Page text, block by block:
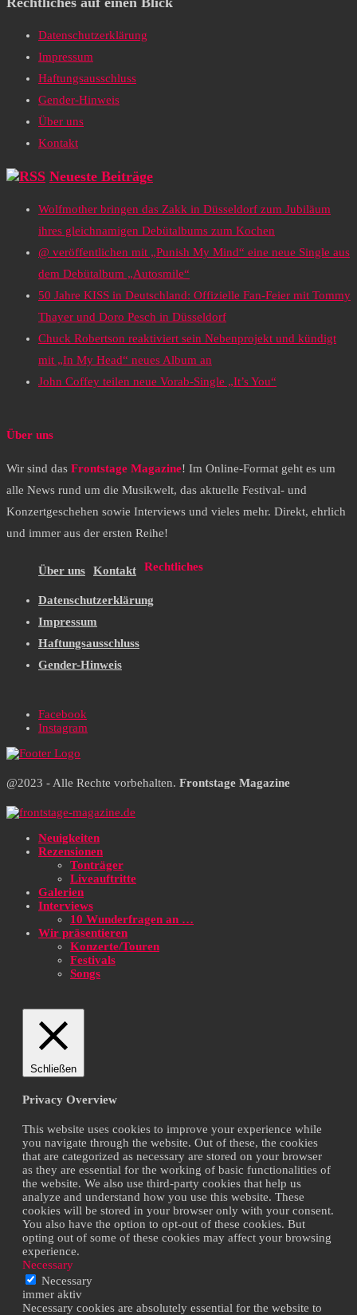
Datenschutzerklärung
Impressum
Haftungsausschluss
Gender-Hinweis
Über uns
Kontakt
Neueste Beiträge
Wolfmother bringen das Zakk in Düsseldorf zum Jubiläum
ihres gleichnamigen Debütalbums zum Kochen
@ veröffentlichen mit „Punish My Mind“ eine neue Single aus
dem Debütalbum „Autosmile“
50 Jahre KISS in Deutschland: Offizielle Fan-Feier mit Tommy
Thayer und Doro Pesch in Düsseldorf
Chuck Robertson reaktiviert sein Nebenprojekt und kündigt
mit „In My Head“ neues Album an
John Coffey teilen neue Vorab-Single „It’s You“
Über uns
Wir sind das Frontstage Magazine! Im Online-Format geht es um
alle News rund um die Musikwelt, das aktuelle Festival- und
Konzertgeschehen sowie Interviews und vieles mehr. Direkt, ehrlich
und immer aus der ersten Reihe!
Über uns Kontakt Rechtliches
Datenschutzerklärung
Impressum
Haftungsausschluss
Gender-Hinweis
Facebook
Instagram
@2023 - Alle Rechte vorbehalten. Frontstage Magazine
Neuigkeiten
Rezensionen
Tonträger
Liveauftritte
Galerien
Interviews
10 Wunderfragen an …
Wir präsentieren
Konzerte/Touren
Festivals
Songs
Schließen
Privacy Overview
This website uses cookies to improve your experience while
you navigate through the website. Out of these, the cookies
that are categorized as necessary are stored on your browser
as they are essential for the working of basic functionalities of
the website. We also use third-party cookies that help us
analyze and understand how you use this website. These
cookies will be stored in your browser only with your consent.
You also have the option to opt-out of these cookies. But
opting out of some of these cookies may affect your browsing
experience.
Necessary
Necessary
immer aktiv
Necessary cookies are absolutely essential for the website to